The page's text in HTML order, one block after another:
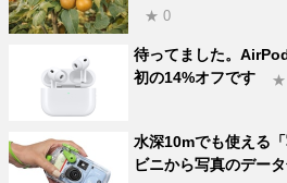
★ 0
待ってました。
初の14%オフです
★
水深10mでも使える
ビニから写真のデー